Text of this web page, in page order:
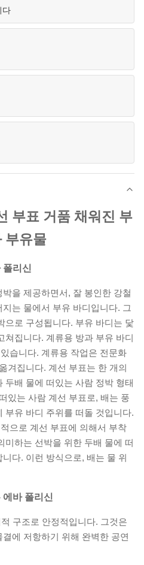
다
부표 거품 채워진 부
부유물
폴리신
을 제공하면서, 잘 봉인한 강철
는 물에서 부유 바디입니다. 그
으로 구성됩니다. 부유 바디는 닻
쳐집니다. 계류용 방과 부유 바디
습니다. 계류용 작업은 전문화
겨집니다. 계선 부표는 한 개의
두배 물에 떠있는 사람 정박 형태
있는 사람 계선 부표로, 배는 풍
부유 바디 주위를 떠돌 것입니다.
으로 계선 부표에 의해서 부착
미하는 선박을 위한 두배 물에 떠
다. 이런 방식으로, 배는 물 위
에바 폴리신
구조로 안정적입니다. 그것은
에 저항하기 위해 완벽한 공연